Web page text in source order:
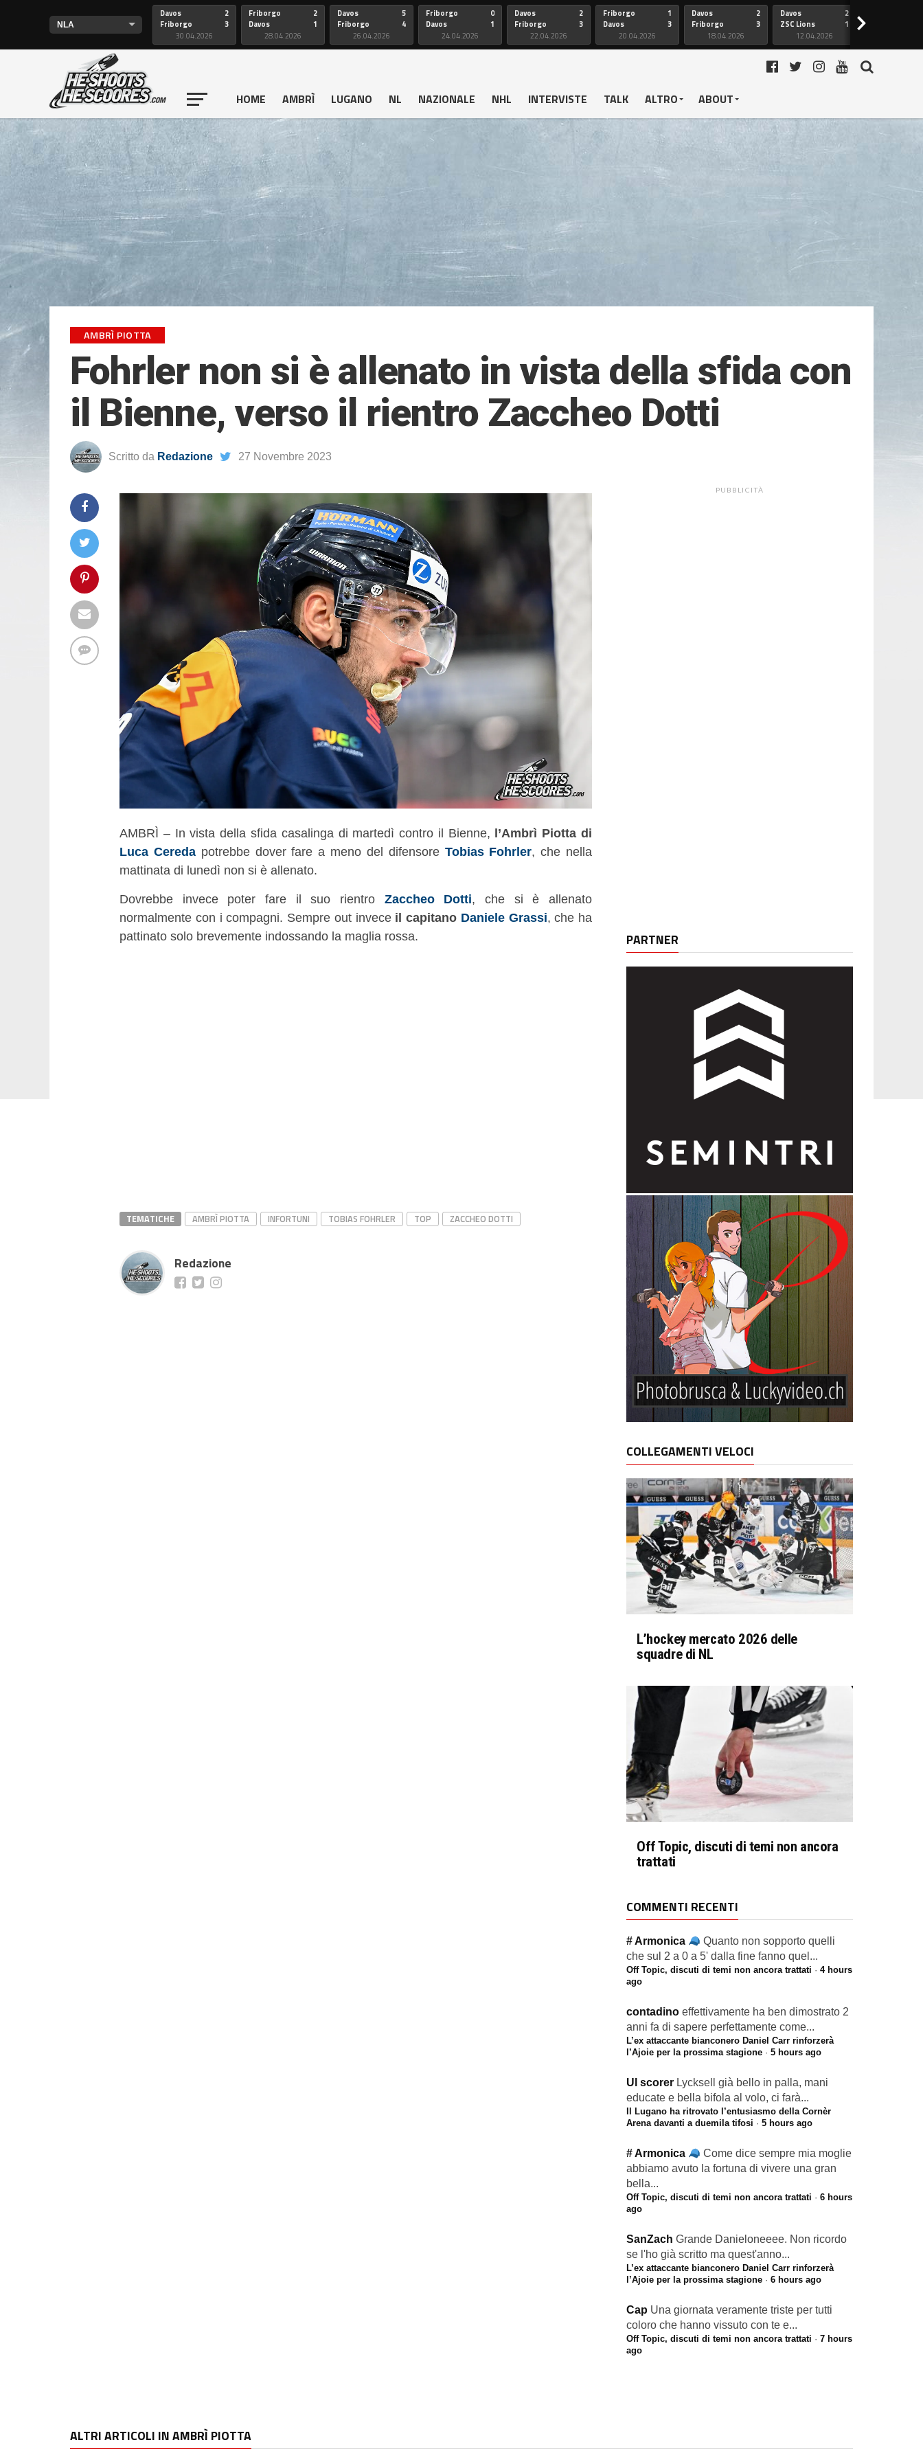
Davos
Friborgo
2
3
30.04.2026
Friborgo
Davos
2
1
28.04.2026
Davos
Friborgo
5
4
26.04.2026
Friborgo
Davos
0
1
24.04.2026
Davos
Friborgo
2
3
22.04.2026
Friborgo
Davos
1
3
20.04.2026
Davos
Friborgo
2
3
18.04.2026
Davos
ZSC Lions
2
1
12.04.2026
>
HOME AMBRÌ LUGANO NL NAZIONALE NHL INTERVISTE TALK ALTRO ABOUT
AMBRÌ PIOTTA
Fohrler non si è allenato in vista della sfida con
il Bienne, verso il rientro Zaccheo Dotti
Scritto da Redazione 27 Novembre 2023
AMBRÌ – In vista della sfida casalinga di martedì contro il Bienne, l’Ambrì Piotta di
Luca Ceredapotrebbe dover fare a meno del difensore Tobias Fohrler, che nella
mattinata di lunedì non si è allenato.
Dovrebbe invece poter fare il suo rientro Zaccheo Dotti, che si è allenato
normalmente con i compagni. Sempre out invece il capitano Daniele Grassi, che ha
pattinato solo brevemente indossando la maglia rossa.
TEMATICHE AMBRÌ PIOTTA INFORTUNI TOBIAS FOHRLER TOP ZACCHEO DOTTI
Redazione
PUBBLICITÀ
PARTNER
COLLEGAMENTI VELOCI
L’hockey mercato 2026 delle
squadre di NL
Off Topic, discuti di temi non ancora
trattati
COMMENTI RECENTI
# Armonica
Quanto non sopporto quelli
che sul 2 a 0 a 5' dalla fine fanno quel...
Off Topic, discuti di temi non ancora trattati · 4 hours
ago
contadino effettivamente ha ben dimostrato 2
anni fa di sapere perfettamente come...
L’ex attaccante bianconero Daniel Carr rinforzerà
l’Ajoie per la prossima stagione · 5 hours ago
Ul scorer Lycksell già bello in palla, mani
educate e bella bifola al volo, ci farà...
Il Lugano ha ritrovato l’entusiasmo della Cornèr
Arena davanti a duemila tifosi · 5 hours ago
# Armonica
Come dice sempre mia moglie
abbiamo avuto la fortuna di vivere una gran
bella...
Off Topic, discuti di temi non ancora trattati · 6 hours
ago
SanZach Grande Danieloneeee. Non ricordo
se l'ho già scritto ma quest'anno...
L’ex attaccante bianconero Daniel Carr rinforzerà
l’Ajoie per la prossima stagione · 6 hours ago
Cap Una giornata veramente triste per tutti
coloro che hanno vissuto con te e...
Off Topic, discuti di temi non ancora trattati · 7 hours
ago
ALTRI ARTICOLI IN AMBRÌ PIOTTA